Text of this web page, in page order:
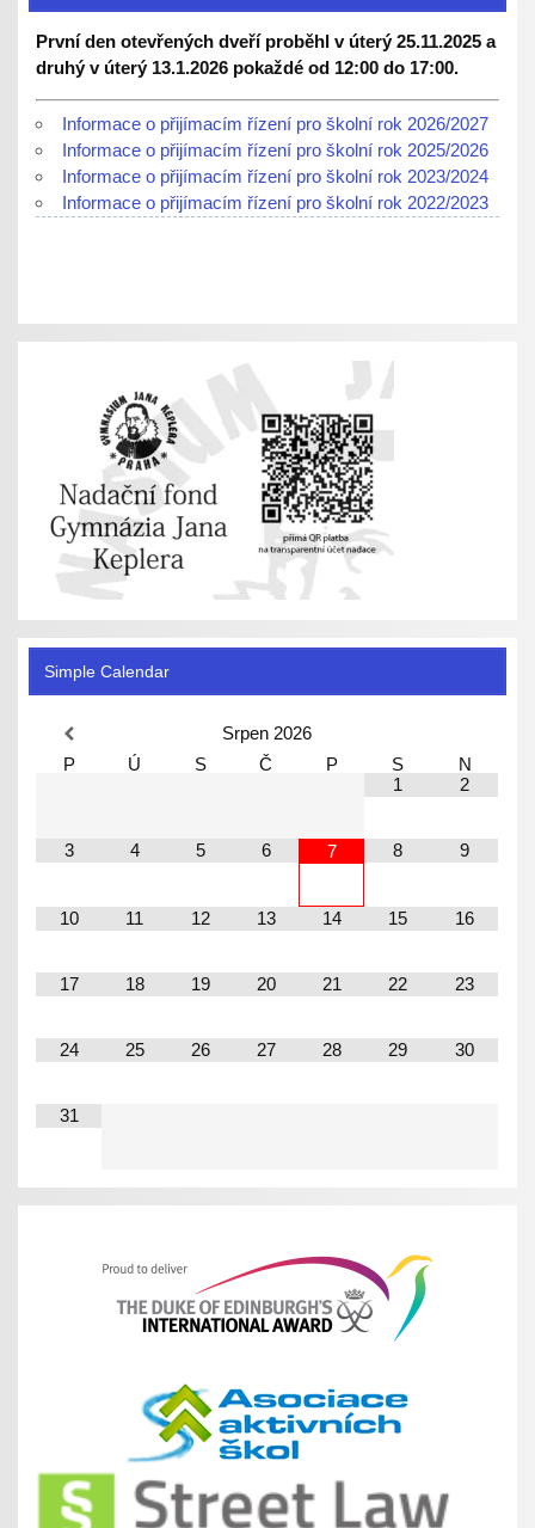
První den otevřených dveří proběhl v úterý 25.11.2025 a
druhý v úterý 13.1.2026 pokaždé od 12:00 do 17:00.
Informace o přijímacím řízení pro školní rok 2026/2027
Informace o přijímacím řízení pro školní rok 2025/2026
Informace o přijímacím řízení pro školní rok 2023/2024
Informace o přijímacím řízení pro školní rok 2022/2023
Simple Calendar
Srpen 2026
P
Ú S Č P S
N
1
2
3 4 5 6 7 8 9
10 11 12 13 14 15 16
17 18 19 20 21 22 23
24 25 26 27 28 29 30
31